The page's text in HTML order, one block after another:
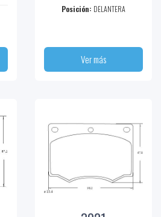
Posición: DELANTERA
Ver más